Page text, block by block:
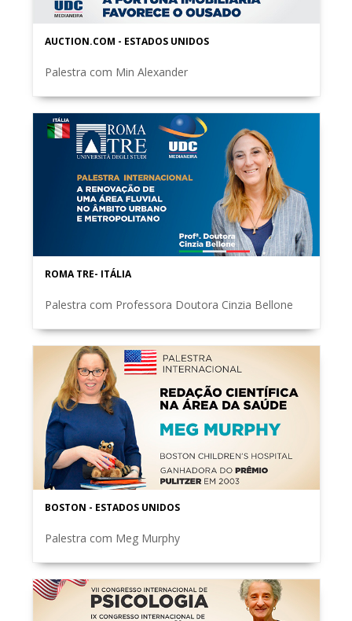
AUCTION.COM - ESTADOS UNIDOS
Palestra com Min Alexander
ROMA TRE- ITÁLIA
Palestra com Professora Doutora Cinzia Bellone
BOSTON - ESTADOS UNIDOS
Palestra com Meg Murphy